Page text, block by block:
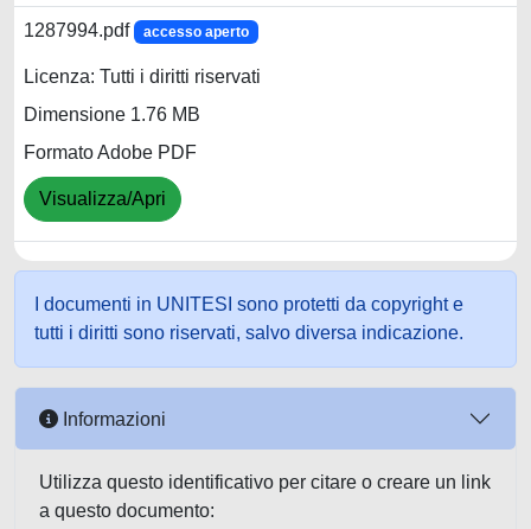
1287994.pdf accesso aperto
Licenza: Tutti i diritti riservati
Dimensione 1.76 MB
Formato Adobe PDF
Visualizza/Apri
I documenti in UNITESI sono protetti da copyright e
tutti i diritti sono riservati, salvo diversa indicazione.
Informazioni
Utilizza questo identificativo per citare o creare un link
a questo documento: